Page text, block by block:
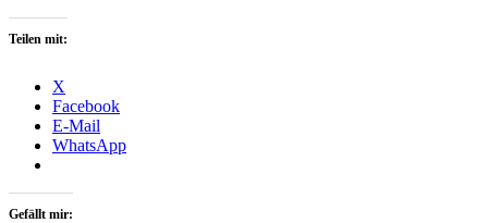
Teilen mit:
X
Facebook
E-Mail
WhatsApp
Gefällt mir: